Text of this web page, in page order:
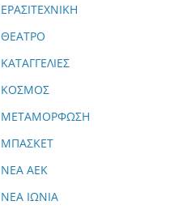
ΕΡΑΣΙΤΕΧΝΙΚΗ
ΘΕΑΤΡΟ
ΚΑΤΑΓΓΕΛΙΕΣ
ΚΟΣΜΟΣ
ΜΕΤΑΜΟΡΦΩΣΗ
ΜΠΑΣΚΕΤ
ΝΕΑ ΑΕΚ
ΝΕΑ ΙΩΝΙΑ